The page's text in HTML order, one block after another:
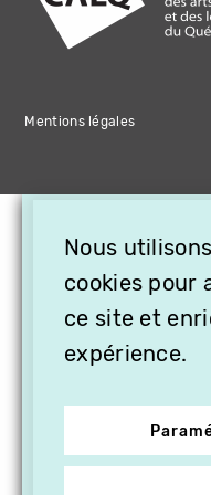
Mentions légales
Nous
cookies pour
ce site et
expérience.